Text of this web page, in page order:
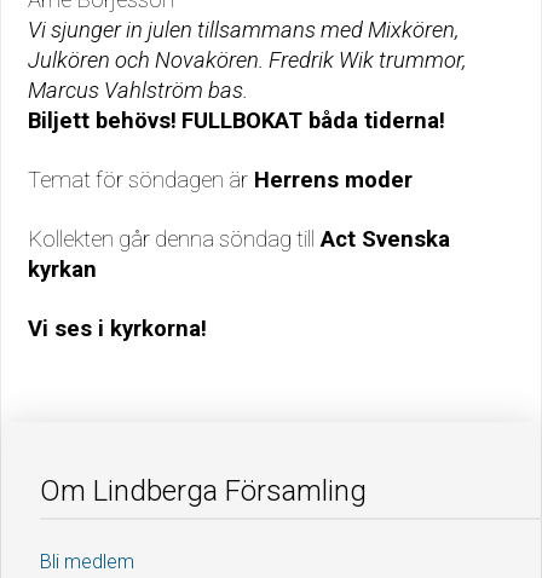
Vi sjunger in julen tillsammans med Mixkören,
Julkören och Novakören. Fredrik Wik trummor,
Marcus Vahlström bas.
Biljett behövs! FULLBOKAT båda tiderna!
Temat för söndagen är Herrens moder
Kollekten går denna söndag till Act Svenska
kyrkan
Vi ses i kyrkorna!
Om Lindberga Församling
Bli medlem